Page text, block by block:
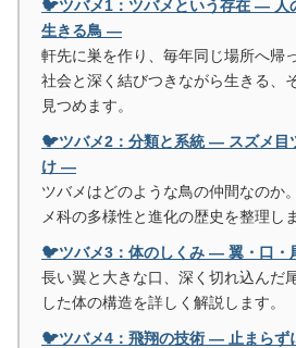
🐦ツバメ1：ツバメという存在 ― 人
生きる鳥 ―
軒先に巣を作り、毎年同じ場所へ帰
社会と深く結びつきながら生きる、
見つめます。
🐦ツバメ2：分類と系統 ― スズメ目
け ―
ツバメはどのような鳥の仲間なのか
メ科の多様性と進化の歴史を整理し
🐦ツバメ3：体のしくみ ― 翼・口
長い翼と大きな口、深く切れ込んだ
した体の構造を詳しく解説します。
🐦ツバメ4：飛翔の技術 ― 止まらず